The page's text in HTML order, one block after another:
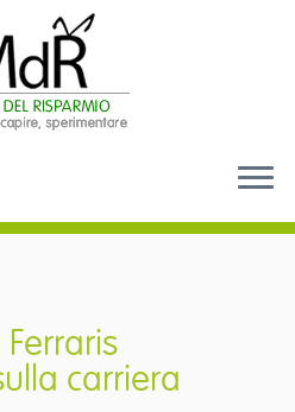
carriera